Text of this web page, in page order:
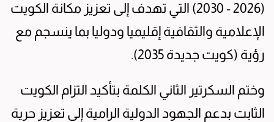
(2026 - 2030) التي تهدف إلى تعزيز مكانة الكويت
الإعلامية والثقافية إقليميا ودوليا بما ينسجم مع
رؤية (كويت جديدة 2035).
وختم السكرتير الثاني الكلمة بتأكيد التزام الكويت
الثابت بدعم الجهود الدولية الرامية إلى تعزيز حرية